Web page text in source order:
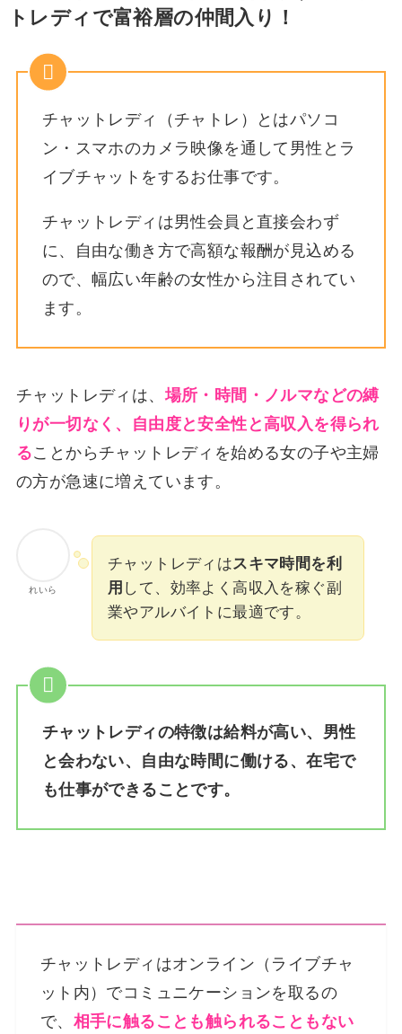
トレディで富裕層の仲間入り！
チャットレディ（チャトレ）とはパソコ
ン・スマホのカメラ映像を通して男性とラ
イブチャットをするお仕事です。
チャットレディは男性会員と直接会わず
に、自由な働き方で高額な報酬が見込める
ので、幅広い年齢の女性から注目されてい
ます。
チャットレディは、場所・時間・ノルマなどの縛
りが一切なく、自由度と安全性と高収入を得られ
ることからチャットレディを始める女の子や主婦
の方が急速に増えています。
れいら
チャットレディはスキマ時間を利
用 して、効率よく高収入を稼ぐ副
業やアルバイトに最適です。
チャットレディの特徴は給料が高い、男性
と会わない、自由な時間に働ける、在宅で
も仕事ができることです。
チャットレディはオンライン（ライブチャ
ット内）でコミュニケーションを取るの
で、 相手に触ることも触られることもない